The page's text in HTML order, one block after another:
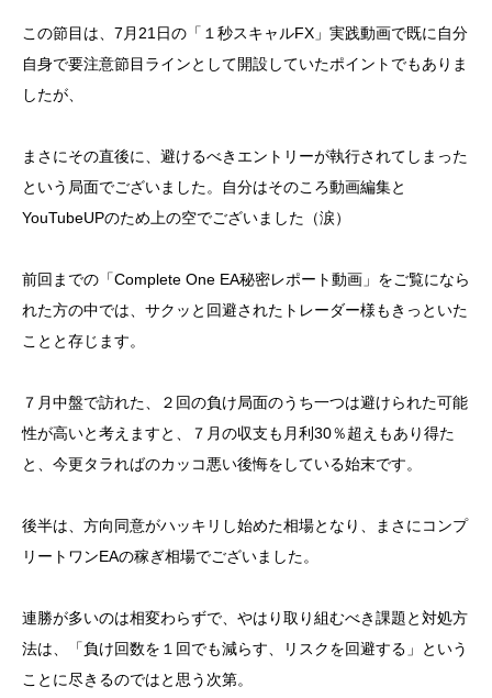
この節目は、7月21日の「１秒スキャルFX」実践動画で既に自分
自身で要注意節目ラインとして開設していたポイントでもありま
したが、
まさにその直後に、避けるべきエントリーが執行されてしまった
という局面でございました。自分はそのころ動画編集と
YouTubeUPのため上の空でございました（涙）
前回までの「Complete One EA秘密レポート動画」をご覧になら
れた方の中では、サクッと回避されたトレーダー様もきっといた
ことと存じます。
７月中盤で訪れた、２回の負け局面のうち一つは避けられた可能
性が高いと考えますと、７月の収支も月利30％超えもあり得た
と、今更タラればのカッコ悪い後悔をしている始末です。
後半は、方向同意がハッキリし始めた相場となり、まさにコンプ
リートワンEAの稼ぎ相場でございました。
連勝が多いのは相変わらずで、やはり取り組むべき課題と対処方
法は、「負け回数を１回でも減らす、リスクを回避する」という
ことに尽きるのではと思う次第。